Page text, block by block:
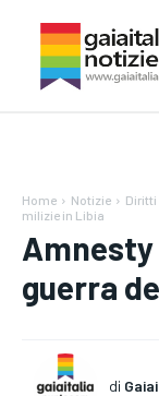
Home Notizie Diritti
milizie in Libia
guerra
di